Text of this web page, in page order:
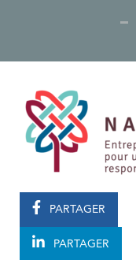
PARTAGER
PARTAGER